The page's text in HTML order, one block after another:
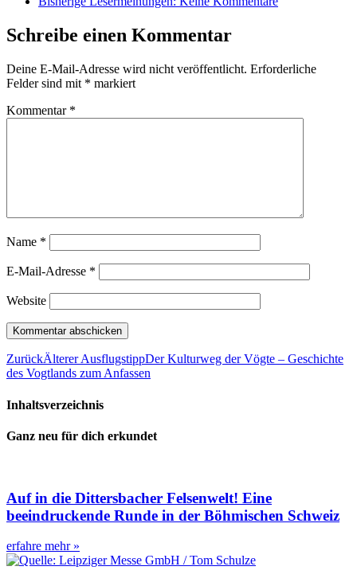
Schreibe einen Kommentar
Deine E-Mail-Adresse wird nicht veröffentlicht. Erforderliche
Felder sind mit * markiert
Kommentar *
Name *
E-Mail-Adresse *
Website
ZurückÄlterer AusflugstippDer Kulturweg der Vögte – Geschichte
des Vogtlands zum Anfassen
Inhaltsverzeichnis
Ganz neu für dich erkundet
Auf in die Dittersbacher Felsenwelt! Eine
beeindruckende Runde in der Böhmischen Schweiz
erfahre mehr »